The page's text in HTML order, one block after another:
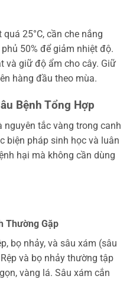
25°C, cần che nắng
50% để giảm nhiệt độ.
và giữ độ ẩm cho cây. Giữ
hàng đầu theo mùa.
Bệnh Tổng Hợp
nguyên tắc vàng trong canh
biện pháp sinh học và luân
hại mà không cần dùng
Thường Gặp
bọ nhảy, và sâu xám (sâu
và bọ nhảy thường tập
vàng lá. Sâu xám cắn